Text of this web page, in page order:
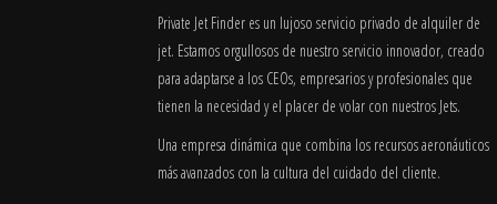
Private Jet Finder es un lujoso servicio privado de alquiler de
jet. Estamos orgullosos de nuestro servicio innovador, creado
para adaptarse a los CEOs, empresarios y profesionales que
tienen la necesidad y el placer de volar con nuestros Jets.
Una empresa dinámica que combina los recursos aeronáuticos
más avanzados con la cultura del cuidado del cliente.